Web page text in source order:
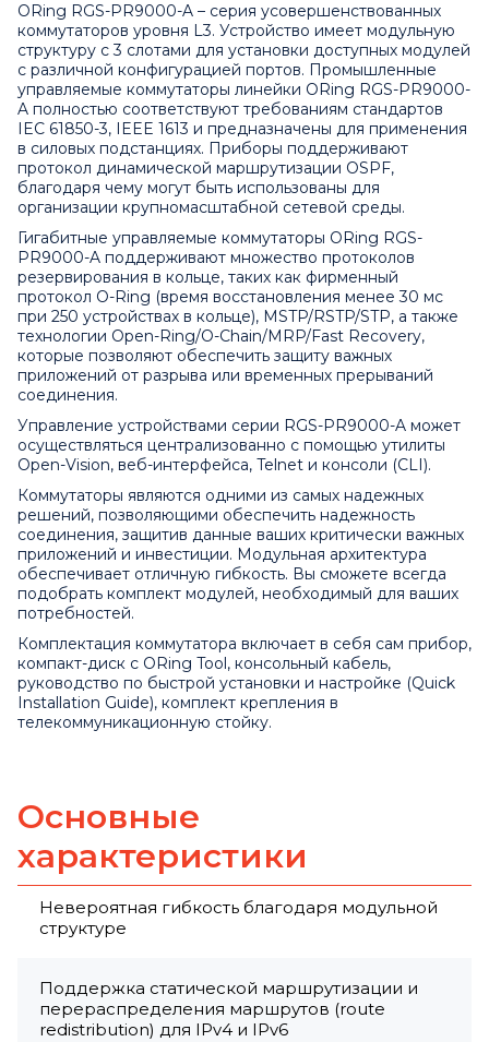
ORing RGS-PR9000-A – серия усовершенствованных
коммутаторов уровня L3. Устройство имеет модульную
структуру с 3 слотами для установки доступных модулей
с различной конфигурацией портов. Промышленные
управляемые коммутаторы линейки ORing RGS-PR9000-
A полностью соответствуют требованиям стандартов
IEC 61850-3, IEEE 1613 и предназначены для применения
в силовых подстанциях. Приборы поддерживают
протокол динамической маршрутизации OSPF,
благодаря чему могут быть использованы для
организации крупномасштабной сетевой среды.
Гигабитные управляемые коммутаторы ORing RGS-
PR9000-A поддерживают множество протоколов
резервирования в кольце, таких как фирменный
протокол O-Ring (время восстановления менее 30 мс
при 250 устройствах в кольце), MSTP/RSTP/STP, а также
технологии Open-Ring/O-Chain/MRP/Fast Recovery,
которые позволяют обеспечить защиту важных
приложений от разрыва или временных прерываний
соединения.
Управление устройствами серии RGS-PR9000-A может
осуществляться централизованно с помощью утилиты
Open-Vision, веб-интерфейса, Telnet и консоли (CLI).
Коммутаторы являются одними из самых надежных
решений, позволяющими обеспечить надежность
соединения, защитив данные ваших критически важных
приложений и инвестиции. Модульная архитектура
обеспечивает отличную гибкость. Вы сможете всегда
подобрать комплект модулей, необходимый для ваших
потребностей.
Комплектация коммутатора включает в себя сам прибор,
компакт-диск с ORing Tool, консольный кабель,
руководство по быстрой установки и настройке (Quick
Installation Guide), комплект крепления в
телекоммуникационную стойку.
Основные
характеристики
Невероятная гибкость благодаря модульной
структуре
Поддержка статической маршрутизации и
перераспределения маршрутов (route
redistribution) для IPv4 и IPv6